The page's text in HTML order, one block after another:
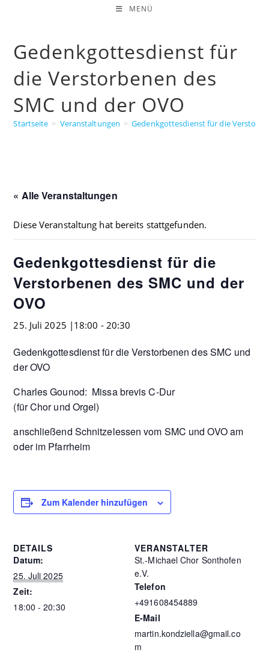
MENÜ
Gedenkgottesdienst für
die Verstorbenen des
SMC und der OVO
Startseite > Veranstaltungen > Gedenkgottesdienst für die
« Alle Veranstaltungen
Diese Veranstaltung hat bereits stattgefunden.
Gedenkgottesdienst für die
Verstorbenen des SMC und der
OVO
25. Juli 2025 |18:00 - 20:30
Gedenkgottesdienst für die Verstorbenen des SMC und
der OVO
Charles Gounod: Missa brevis C-Dur
(für Chor und Orgel)
anschließend Schnitzelessen vom SMC und OVO am
oder im Pfarrheim
Zum Kalender hinzufügen
DETAILS
Datum:
25. Juli 2025
Zeit:
18:00 - 20:30
VERANSTALTER
St.-Michael Chor Sonthofen
e.V.
Telefon
+491608454889
E-Mail
martin.kondziella@gmail.co
m